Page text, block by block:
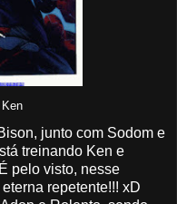
Ken
junto com Sodom e
treinando Ken e
pelo visto, nesse
repetente!!! xD